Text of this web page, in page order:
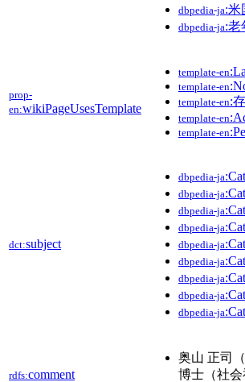
dbpedia-ja:米
dbpedia-ja:老
prop-
en:wikiPageUsesTemplate
template-en
template-en
template-en:
template-en
template-en
dct:subject
dbpedia-ja
dbpedia-ja
dbpedia-ja
dbpedia-ja
dbpedia-ja
dbpedia-ja
dbpedia-ja
dbpedia-ja
dbpedia-ja
rdfs:comment
奥山 正司
博士（社